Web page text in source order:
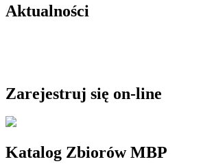
Aktualności
Zarejestruj się on-line
Katalog Zbiorów MBP